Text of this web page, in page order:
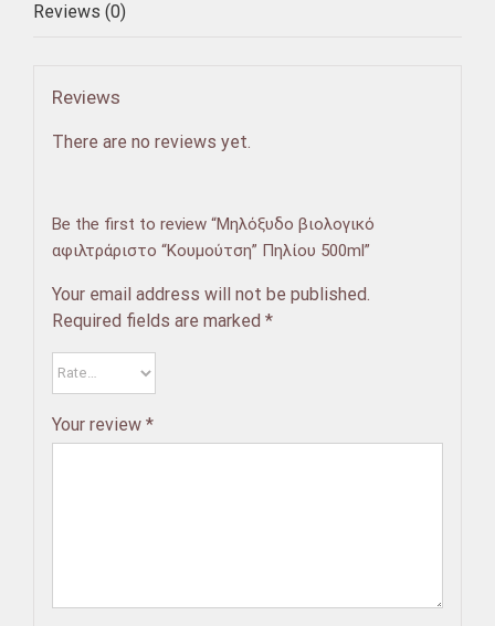
Reviews (0)
Reviews
There are no reviews yet.
Be the first to review “Μηλόξυδο βιολογικό
αφιλτράριστο “Κουμούτση” Πηλίου 500ml”
Your email address will not be published.
Required fields are marked *
Your review *